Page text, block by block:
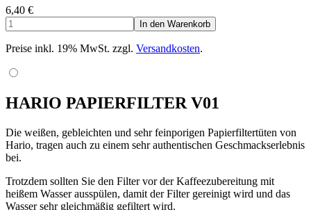
6,40 €
Preise inkl. 19% MwSt. zzgl. Versandkosten.
HARIO PAPIERFILTER V01
Die weißen, gebleichten und sehr feinporigen Papierfiltertüten von
Hario, tragen auch zu einem sehr authentischen Geschmackserlebnis
bei.
Trotzdem sollten Sie den Filter vor der Kaffeezubereitung mit
heißem Wasser ausspülen, damit der Filter gereinigt wird und das
Wasser sehr gleichmäßig gefiltert wird.